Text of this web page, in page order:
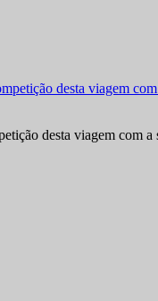
desta viagem com